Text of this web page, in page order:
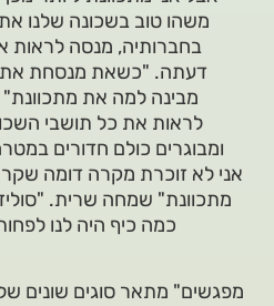
משהו טוב בשכונה שלנו
בחברותיה, מנסה לראות
דעתה. "כשאת מנסחת את
מבינה למה את
לראות את כל תושבי
ומבוגרים כולם חדורים
אני לא זוכרת מקרה דומה
מתכוונת" שמחה שרית.
כמה כיף היה לנו